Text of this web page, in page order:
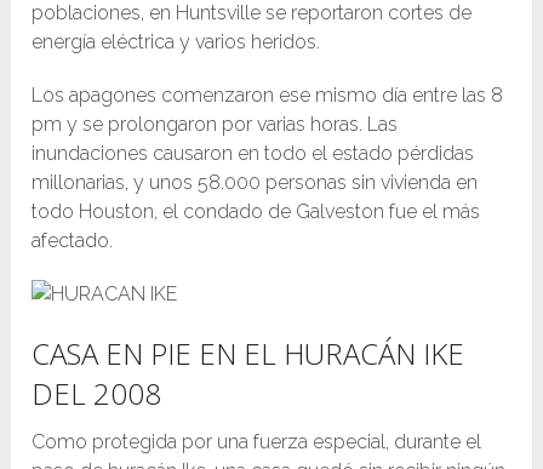
poblaciones, en Huntsville se reportaron cortes de
energía eléctrica y varios heridos.
Los apagones comenzaron ese mismo día entre las 8
pm y se prolongaron por varias horas. Las
inundaciones causaron en todo el estado pérdidas
millonarias, y unos 58.000 personas sin vivienda en
todo Houston, el condado de Galveston fue el más
afectado.
CASA EN PIE EN EL HURACÁN IKE
DEL 2008
Como protegida por una fuerza especial, durante el